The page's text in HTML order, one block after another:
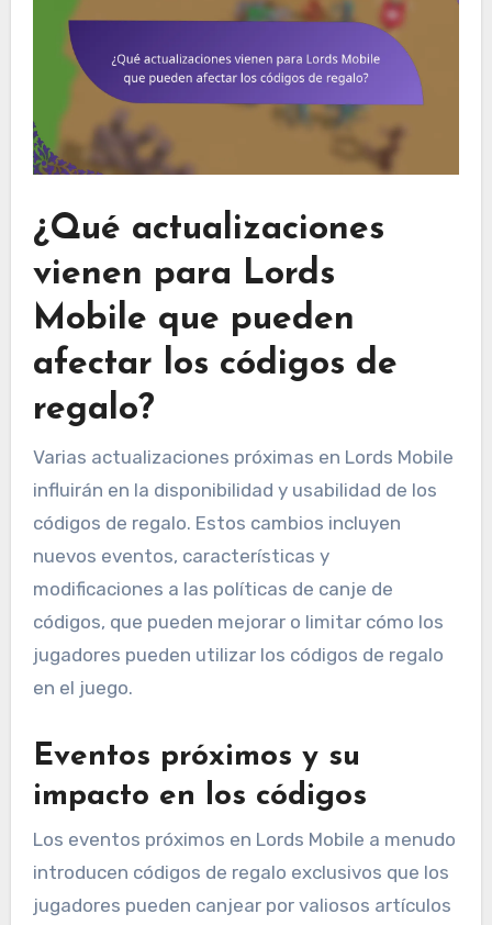
¿Qué actualizaciones
vienen para Lords
Mobile que pueden
afectar los códigos de
regalo?
Varias actualizaciones próximas en Lords Mobile
influirán en la disponibilidad y usabilidad de los
códigos de regalo. Estos cambios incluyen
nuevos eventos, características y
modificaciones a las políticas de canje de
códigos, que pueden mejorar o limitar cómo los
jugadores pueden utilizar los códigos de regalo
en el juego.
Eventos próximos y su
impacto en los códigos
Los eventos próximos en Lords Mobile a menudo
introducen códigos de regalo exclusivos que los
jugadores pueden canjear por valiosos artículos